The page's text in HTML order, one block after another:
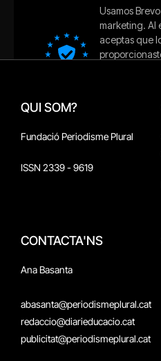
QUI SOM?
Fundació Periodisme Plural
ISSN 2339 - 9619
CONTACTA'NS
Ana Basanta
abasanta@periodismeplural.cat
redaccio@diarieducacio.cat
publicitat@periodismeplural.cat